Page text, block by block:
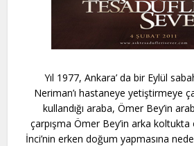
Yıl 1977, Ankara’ da bir Eylül
Neriman’ı hastaneye yetiştirmeye
kullandığı araba, Ömer Bey’in
çarpışma Ömer Bey’in arka koltukta
İnci’nin erken doğum yapmasına